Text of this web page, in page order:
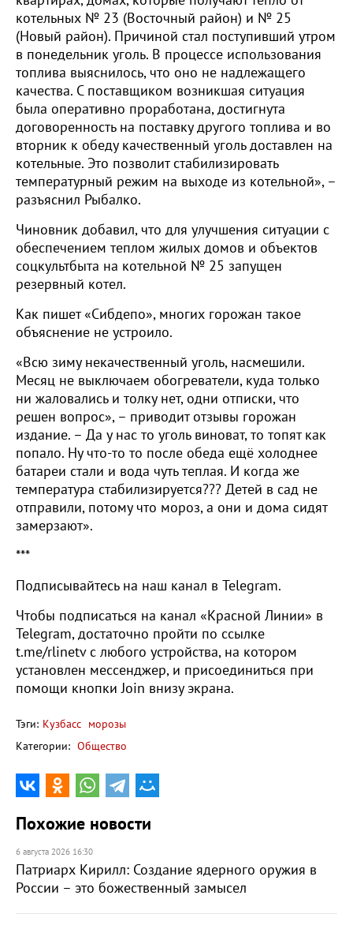
котельных № 23 (Восточный район) и № 25
(Новый район). Причиной стал поступивший утром
в понедельник уголь. В процессе использования
топлива выяснилось, что оно не надлежащего
качества. С поставщиком возникшая ситуация
была оперативно проработана, достигнута
договоренность на поставку другого топлива и во
вторник к обеду качественный уголь доставлен на
котельные. Это позволит стабилизировать
температурный режим на выходе из котельной», –
разъяснил Рыбалко.
Чиновник добавил, что для улучшения ситуации с
обеспечением теплом жилых домов и объектов
соцкультбыта на котельной № 25 запущен
резервный котел.
Как пишет «Сибдепо», многих горожан такое
объяснение не устроило.
«Всю зиму некачественный уголь, насмешили.
Месяц не выключаем обогреватели, куда только
ни жаловались и толку нет, одни отписки, что
решен вопрос», – приводит отзывы горожан
издание. – Да у нас то уголь виноват, то топят как
попало. Ну что-то то после обеда ещё холоднее
батареи стали и вода чуть теплая. И когда же
температура стабилизируется??? Детей в сад не
отправили, потому что мороз, а они и дома сидят
замерзают».
***
Подписывайтесь на наш канал в Telegram.
Чтобы подписаться на канал «Красной Линии» в
Telegram, достаточно пройти по ссылке
t.me/rlinetv с любого устройства, на котором
установлен мессенджер, и присоединиться при
помощи кнопки Join внизу экрана.
Тэги: Кузбасс морозы
Категории: Общество
Похожие новости
6 августа 2026 16:30
Патриарх Кирилл: Создание ядерного оружия в
России – это божественный замысел